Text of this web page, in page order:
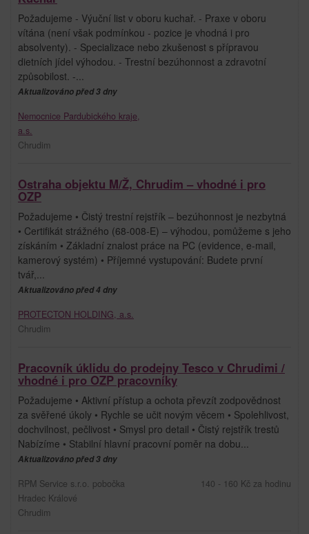
Požadujeme - Výuční list v oboru kuchař. - Praxe v oboru
vítána (není však podmínkou - pozice je vhodná i pro
absolventy). - Specializace nebo zkušenost s přípravou
dietních jídel výhodou. - Trestní bezúhonnost a zdravotní
způsobilost. -...
Aktualizováno před 3 dny
Nemocnice Pardubického kraje,
a.s.
Chrudim
Ostraha objektu M/Ž, Chrudim – vhodné i pro
OZP
Požadujeme • Čistý trestní rejstřík – bezúhonnost je nezbytná
• Certifikát strážného (68-008-E) – výhodou, pomůžeme s jeho
získáním • Základní znalost práce na PC (evidence, e-mail,
kamerový systém) • Příjemné vystupování: Budete první
tvář,...
Aktualizováno před 4 dny
PROTECTON HOLDING, a.s.
Chrudim
Pracovník úklidu do prodejny Tesco v Chrudimi /
vhodné i pro OZP pracovníky
Požadujeme • Aktivní přístup a ochota převzít zodpovědnost
za svěřené úkoly • Rychle se učit novým věcem • Spolehlivost,
dochvilnost, pečlivost • Smysl pro detail • Čistý rejstřík trestů
Nabízíme • Stabilní hlavní pracovní poměr na dobu...
Aktualizováno před 3 dny
RPM Service s.r.o. pobočka
Hradec Králové
Chrudim
140 - 160 Kč za hodinu